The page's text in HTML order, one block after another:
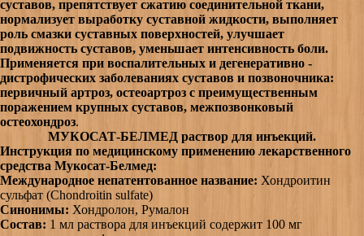
суставов, препятствует сжатию соединительной ткани,
нормализует выработку суставной жидкости, выполняет
роль смазки суставных поверхностей, улучшает
подвижность суставов, уменьшает интенсивность боли.
Применяется при воспалительных и дегенеративно -
дистрофических заболеваниях суставов и позвоночника:
первичный артроз, остеоартроз с преимущественным
поражением крупных суставов, межпозвонковый
остеохондроз.
МУКОСАТ-БЕЛМЕД раствор для инъекций.
Инструкция по медицинскому применению лекарственного
средства Мукосат-Белмед:
Международное непатентованное название: Хондроитин
сульфат (Сhondroitin sulfate)
Синонимы: Хондролон, Румалон
Состав: 1 мл раствора для инъекций содержит 100 мг